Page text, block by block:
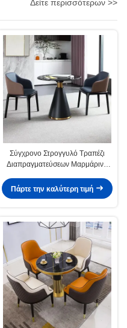
Δείτε περισσότερων >>
Σύγχρονο Στρογγυλό Τραπέζι
Διαπραγματεύσεων Μαρμάρινο
Πάρτε την καλύτερη τιμή